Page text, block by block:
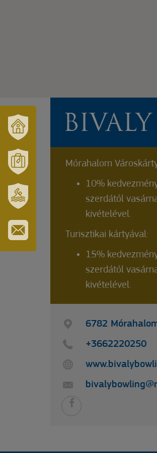
ÉS
TÉRSÉGÜNK
TURISZTIKA
ERZSÉBET
GYÓGYFÜRDŐ
IRATKOZZON
Mórahalom
10%
szerdától
kivételével.
Turisztikai kártyával:
15%
szerdától
kivételével.
6782
+3662220250